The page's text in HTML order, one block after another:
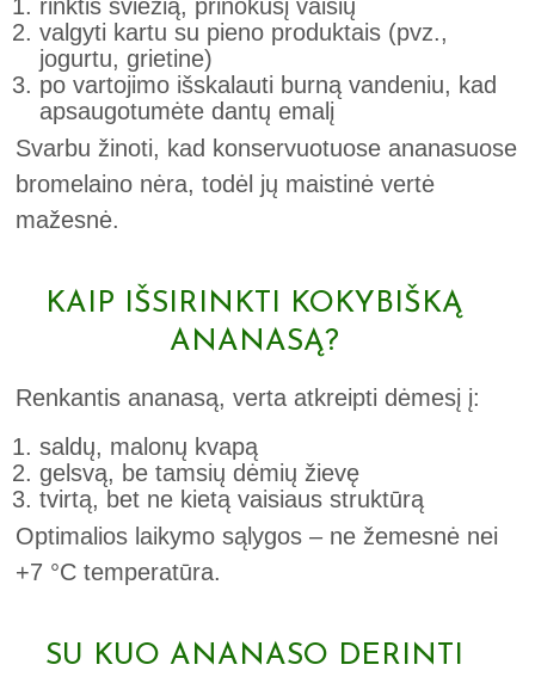
rinktis šviežią, prinokusį vaisių
valgyti kartu su pieno produktais (pvz.,
jogurtu, grietine)
po vartojimo išskalauti burną vandeniu, kad
apsaugotumėte dantų emalį
Svarbu žinoti, kad konservuotuose ananasuose
bromelaino nėra, todėl jų maistinė vertė
mažesnė.
KAIP IŠSIRINKTI KOKYBIŠKĄ
ANANASĄ?
Renkantis ananasą, verta atkreipti dėmesį į:
saldų, malonų kvapą
gelsvą, be tamsių dėmių žievę
tvirtą, bet ne kietą vaisiaus struktūrą
Optimalios laikymo sąlygos – ne žemesnė nei
+7 °C temperatūra.
SU KUO ANANASO DERINTI